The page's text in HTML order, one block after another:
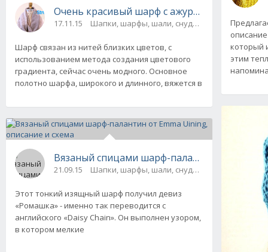
Очень красивый шарф с ажурной каймой от
17.11.15 Шапки, шарфы, шали, снуды и палантины
Шарф связан из нитей близких цветов, с
использованием метода создания цветового
градиента, сейчас очень модного. Основное
полотно шарфа, широкого и длинного, вяжется в
Вязаный спицами шарф-палантин от Emma
21.09.15 Шапки, шарфы, шали, снуды и палантины
Этот тонкий изящный шарф получил девиз
«Ромашка» - именно так переводится с
английского «Daisy Chain». Он выполнен узором,
в котором мелкие
который
этим